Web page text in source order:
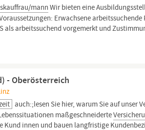
mannWir bieten eine
Erwachsene
als arbeitssuchend vorgemerkt und
- Oberösterreich
auch:;lesen Sie hier, warum Sie auf unser
maßgeschneiderte
Kund innen und bauen langfristige